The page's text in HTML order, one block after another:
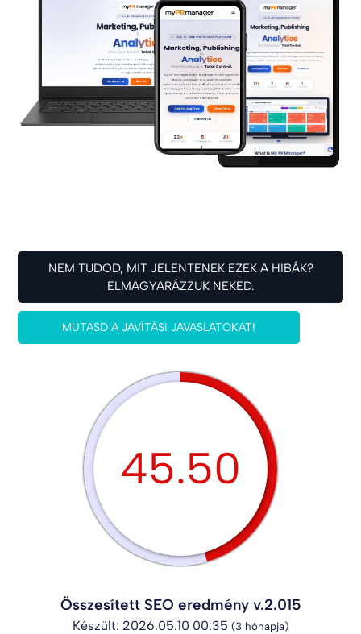
NEM TUDOD, MIT JELENTENEK EZEK A HIBÁK?
ELMAGYARÁZZUK NEKED.
MUTASD A JAVÍTÁSI JAVASLATOKAT!
45.50
Összesített SEO eredmény v.2.015
Készült: 2026.05.10 00:35 (3 hónapja)